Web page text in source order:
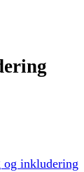
og inkludering